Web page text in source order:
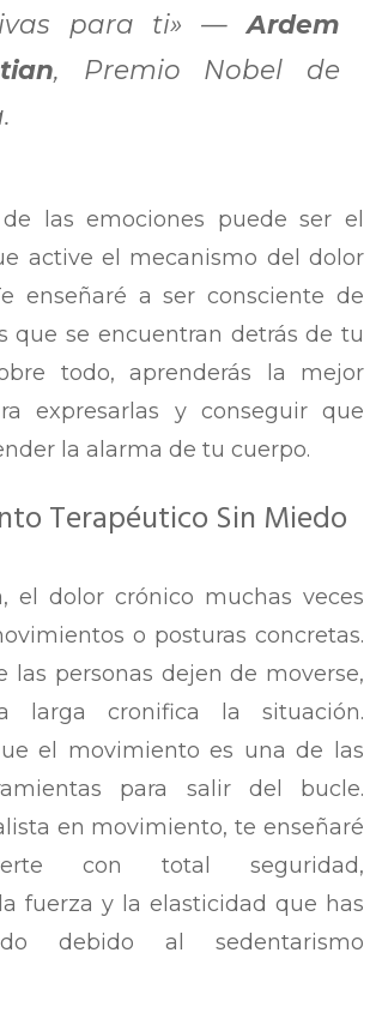
para ti» —Ardem
, Premio Nobel de
las emociones puede ser el
active el mecanismo del dolor
enseñaré a ser consciente de
que se encuentran detrás de tu
todo, aprenderás la mejor
expresarlas y conseguir que
la alarma de tu cuerpo.
Terapéutico Sin Miedo
el dolor crónico muchas veces
o posturas concretas.
las personas dejen de moverse,
cronifica la situación.
el movimiento es una de las
para salir del bucle.
en movimiento, te enseñaré
con total seguridad,
fuerza y la elasticidad que has
debido al sedentarismo